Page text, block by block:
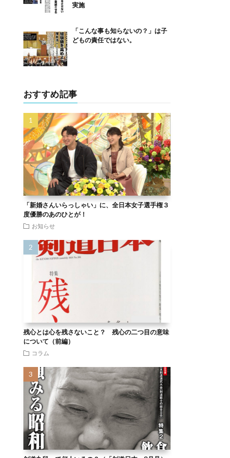
実施
「こんな事も知らないの？」は子
どもの責任ではない。
おすすめ記事
「新婚さんいらっしゃい」に、全日本女子選手権３
度優勝のあのひとが！
お知らせ
残心とは心を残さないこと？ 残心の二つ目の意味
について（前編）
コラム